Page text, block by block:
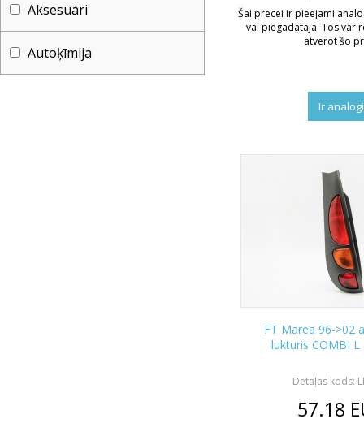
Aksesuāri
Autoķīmija
Šai precei ir pieejami
vai piegādātāja. Tos var
atverot šo
Ir analogi
FT Marea 96->02
lukturis COMBI L
Detaļas kods:
57.18